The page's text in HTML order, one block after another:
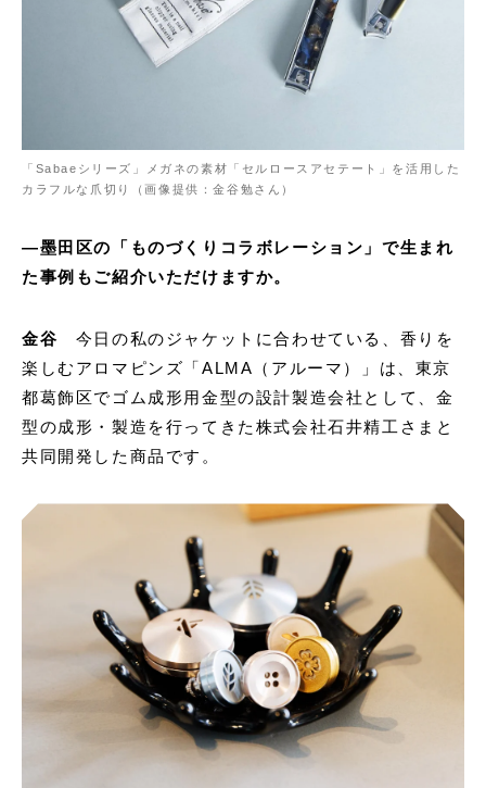
「Sabaeシリーズ」メガネの素材「セルロースアセテート」を活用した
カラフルな爪切り（画像提供：金谷勉さん）
―墨田区の「ものづくりコラボレーション」で生まれ
た事例もご紹介いただけますか。
金谷
今日の私のジャケットに合わせている、香りを
楽しむアロマピンズ「ALMA（アルーマ）」は、東京
都葛飾区でゴム成形用金型の設計製造会社として、金
型の成形・製造を行ってきた株式会社石井精工さまと
共同開発した商品です。